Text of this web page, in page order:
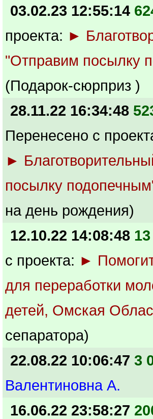
03.02.23 12:55:14
проекта: ►
"Отправим посылку
(Подарок-сюрприз )
28.11.22 16:34:48
Перенесено с
►
посылку
на день рождения)
12.10.22 14:08:48
с проекта: ►
для переработки
детей, Омская
сепаратора)
22.08.22 10:06:47 3
Валентиновна А.
16.06.22 23:58:27